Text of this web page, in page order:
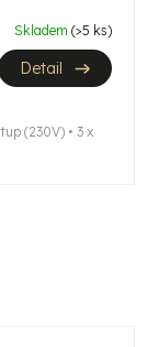
Skladem (>5 ks)
Detail
(230V) • 3 x